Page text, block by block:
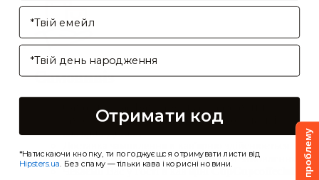
Самовивіз
Самовивіз дає Вам можливість оформити
замовлення на сайті, а забрати його в нашій
кав'ярні. Деталі:
протягом однієї доби після обробки замовлення;
Чекаємо Вас у гості в кав'ярні
за
Enter your email address
Birthday
Отримати код
*Натискаючи кнопку, ти погоджуєшся отримувати листи від
Hipsters.ua. Без спаму — тільки кава і корисні новини.